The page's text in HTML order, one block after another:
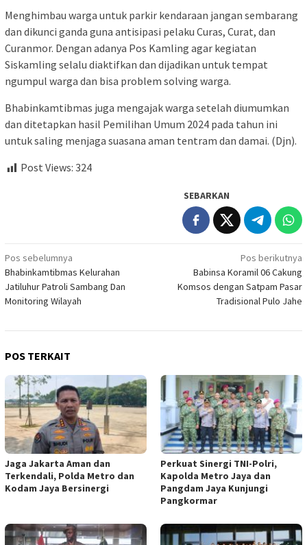
Menghimbau warga untuk parkir kendaraan jangan sembarang
dan dikunci ganda guna antisipasi pelaku Curas, Curat, dan
Curanmor. Dengan adanya Pos Kamling agar kegiatan
Siskamling selalu diaktifkan dan dijadikan untuk tempat
ngumpul warga dan bisa problem solving warga.
Bhabinkamtibmas juga mengajak warga setelah diumumkan
dan ditetapkan hasil Pemilihan Umum 2024 pada tahun ini
untuk saling menjaga suasana aman tentram dan damai. (Djn).
Post Views: 324
SEBARKAN
Navigasi
pos
Pos sebelumnya
Bhabinkamtibmas Kelurahan
Jatiluhur Patroli Sambang Dan
Monitoring Wilayah
Pos berikutnya
Babinsa Koramil 06 Cakung
Komsos dengan Satpam Pasar
Tradisional Pulo Jahe
POS TERKAIT
Jaga Jakarta Aman dan
Terkendali, Polda Metro dan
Kodam Jaya Bersinergi
Perkuat Sinergi TNI-Polri,
Kapolda Metro Jaya dan
Pangdam Jaya Kunjungi
Pangkormar